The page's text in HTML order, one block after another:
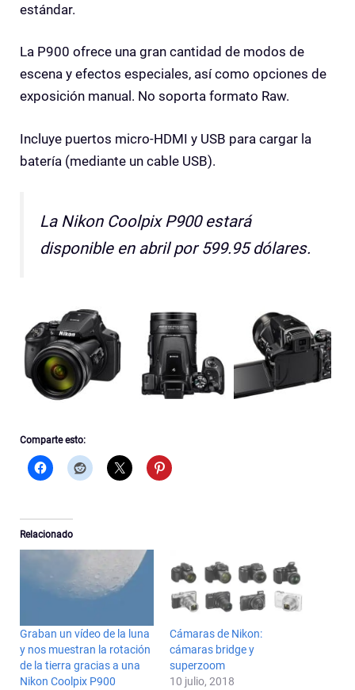
estándar.
La P900 ofrece una gran cantidad de modos de
escena y efectos especiales, así como opciones de
exposición manual. No soporta formato Raw.
Incluye puertos micro-HDMI y USB para cargar la
batería (mediante un cable USB).
La Nikon Coolpix P900 estará
disponible en abril por 599.95 dólares.
Comparte esto:
Relacionado
Graban un vídeo de la luna
y nos muestran la rotación
de la tierra gracias a una
Nikon Coolpix P900
Cámaras de Nikon:
cámaras bridge y
superzoom
10 julio, 2018